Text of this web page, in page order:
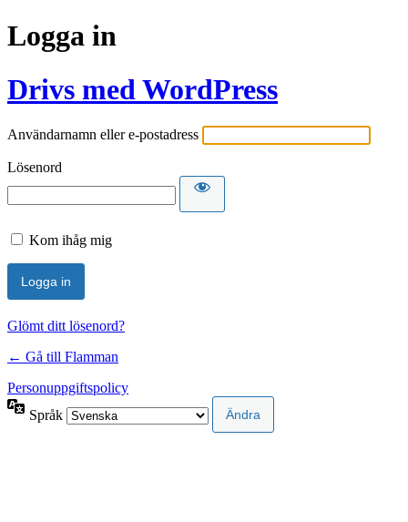
Logga in
Drivs med WordPress
Användarnamn eller e-postadress
Lösenord
Kom ihåg mig
Glömt ditt lösenord?
← Gå till Flamman
Personuppgiftspolicy
Språk